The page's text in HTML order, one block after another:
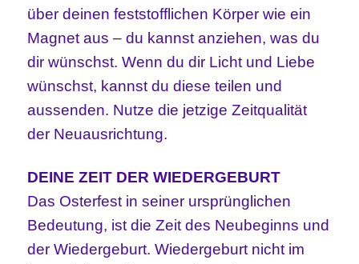
über deinen feststofflichen Körper wie ein
Magnet aus – du kannst anziehen, was du
dir wünschst. Wenn du dir Licht und Liebe
wünschst, kannst du diese teilen und
aussenden. Nutze die jetzige Zeitqualität
der Neuausrichtung.
DEINE ZEIT DER WIEDERGEBURT
Das Osterfest in seiner ursprünglichen
Bedeutung, ist die Zeit des Neubeginns und
der Wiedergeburt. Wiedergeburt nicht im